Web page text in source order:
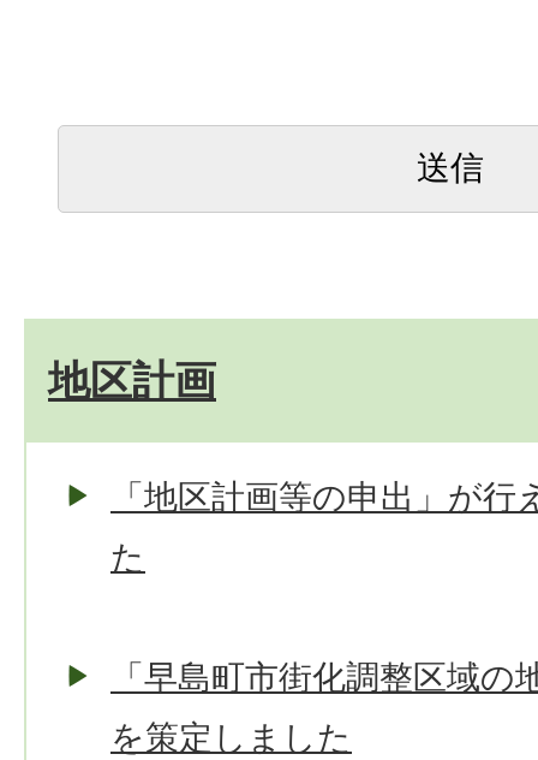
地区計画
「地区計画等の申出」が
た
「早島町市街化調整区域の
を策定しました